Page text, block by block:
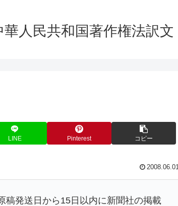
華人民共和国著作権法訳文
LINE Pinterest コピー
2008.06.01
稿発送日から15日以内に新聞社の掲載